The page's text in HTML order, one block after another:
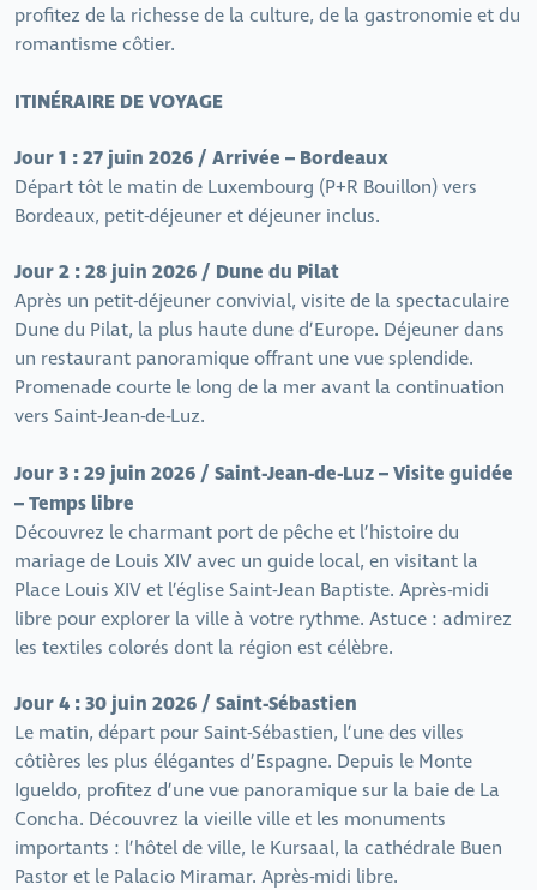
profitez de la richesse de la culture, de la gastronomie et du
romantisme côtier.
ITINÉRAIRE DE VOYAGE
Jour 1 : 27 juin 2026 / Arrivée – Bordeaux
Départ tôt le matin de Luxembourg (P+R Bouillon) vers
Bordeaux, petit-déjeuner et déjeuner inclus.
Jour 2 : 28 juin 2026 / Dune du Pilat
Après un petit-déjeuner convivial, visite de la spectaculaire
Dune du Pilat, la plus haute dune d’Europe. Déjeuner dans
un restaurant panoramique offrant une vue splendide.
Promenade courte le long de la mer avant la continuation
vers Saint-Jean-de-Luz.
Jour 3 : 29 juin 2026 / Saint-Jean-de-Luz – Visite guidée
– Temps libre
Découvrez le charmant port de pêche et l’histoire du
mariage de Louis XIV avec un guide local, en visitant la
Place Louis XIV et l’église Saint-Jean Baptiste. Après-midi
libre pour explorer la ville à votre rythme. Astuce : admirez
les textiles colorés dont la région est célèbre.
Jour 4 : 30 juin 2026 / Saint-Sébastien
Le matin, départ pour Saint-Sébastien, l’une des villes
côtières les plus élégantes d’Espagne. Depuis le Monte
Igueldo, profitez d’une vue panoramique sur la baie de La
Concha. Découvrez la vieille ville et les monuments
importants : l’hôtel de ville, le Kursaal, la cathédrale Buen
Pastor et le Palacio Miramar. Après-midi libre.